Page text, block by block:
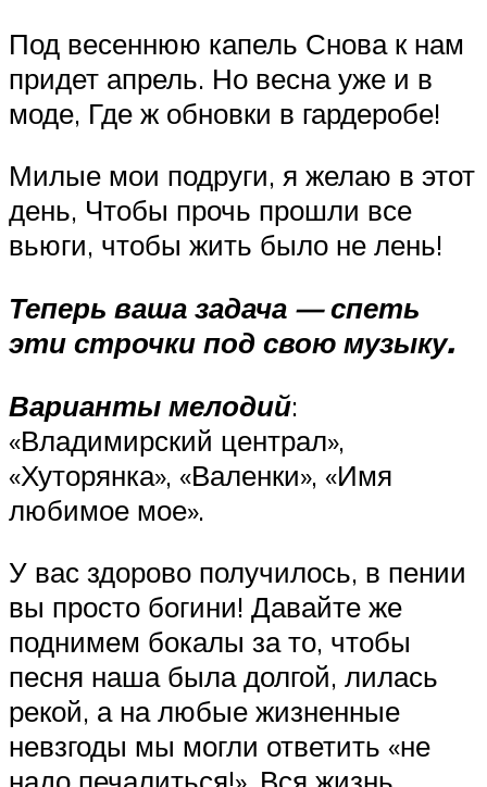
Под весеннюю капель Снова к нам
придет апрель. Но весна уже и в
моде, Где ж обновки в гардеробе!
Милые мои подруги, я желаю в этот
день, Чтобы прочь прошли все
вьюги, чтобы жить было не лень!
Теперь ваша задача — спеть
эти строчки под свою музыку.
Варианты мелодий:
«Владимирский централ»,
«Хуторянка», «Валенки», «Имя
любимое мое».
У вас здорово получилось, в пении
вы просто богини! Давайте же
поднимем бокалы за то, чтобы
песня наша была долгой, лилась
рекой, а на любые жизненные
невзгоды мы могли ответить «не